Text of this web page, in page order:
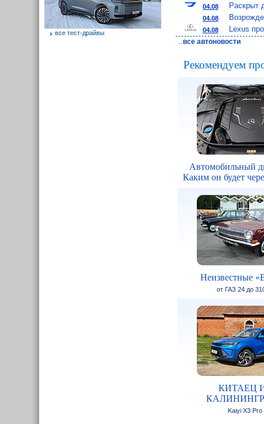
04.08 Раскрыт
04.08
04.08
Lexus
..все автоновости
Рекомендуем
Автомобильный
Каким он будет
Неизвестные
от ГАЗ 24 до
КИТАЕЦ
Kaiyi X3 Pro
все тест-драйвы